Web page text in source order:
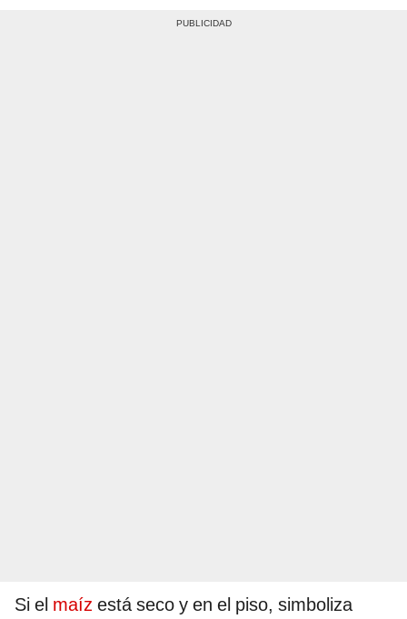
Si el maíz está seco y en el piso, simboliza